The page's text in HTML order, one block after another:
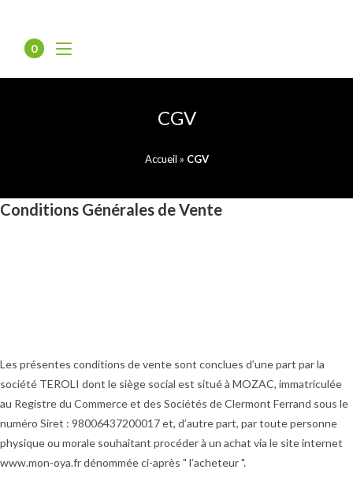
content
0
CGV
Accueil » CGV
Conditions Générales de Vente
Les présentes conditions de vente sont conclues d’une part par la
société TEROLI dont le siège social est situé à MOZAC, immatriculée
au Registre du Commerce et des Sociétés de Clermont Ferrand sous le
numéro Siret : 98006437200017 et, d’autre part, par toute personne
physique ou morale souhaitant procéder à un achat via le site internet
www.mon-oya.fr dénommée ci-après " l’acheteur ".